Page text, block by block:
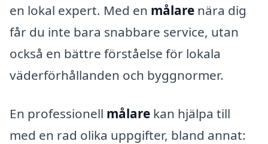
en lokal expert. Med en målare nära dig
får du inte bara snabbare service, utan
också en bättre förståelse för lokala
väderförhållanden och byggnormer.
En professionell målare kan hjälpa till
med en rad olika uppgifter, bland annat: